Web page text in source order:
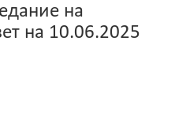
на
на 10.06.2025